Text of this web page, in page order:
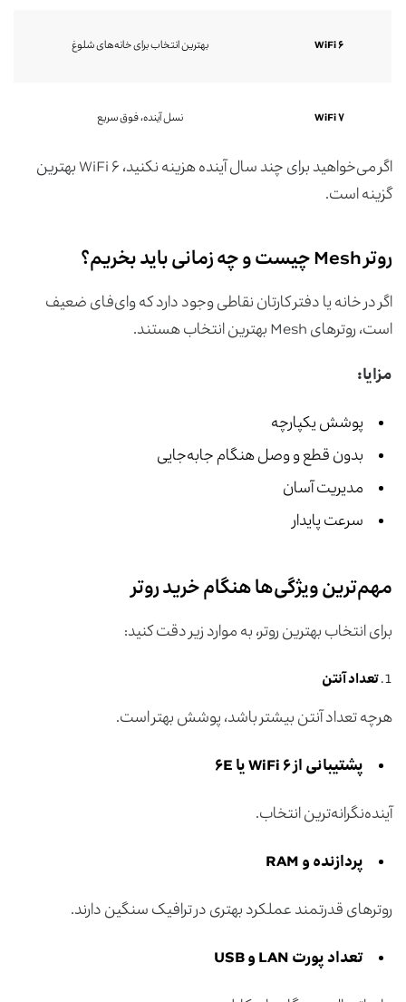
WiFi ۶ بهترین انتخاب برای خانه‌های شلوغ
WiFi ۷ نسل آینده، فوق سریع
اگر می‌خواهید برای چند سال آینده هزینه نکنید، WiFi ۶ بهترین
گزینه است.
روتر Mesh چیست و چه زمانی باید بخریم؟
اگر در خانه یا دفتر کارتان نقاطی وجود دارد که وای‌فای ضعیف
است، روترهای Mesh بهترین انتخاب هستند.
مزایا:
پوشش یکپارچه
بدون قطع و وصل هنگام جابه‌جایی
مدیریت آسان
سرعت پایدار
مهم‌ترین ویژگی‌ها هنگام خرید روتر
برای انتخاب بهترین روتر، به موارد زیر دقت کنید:
تعداد آنتن
هرچه تعداد آنتن بیشتر باشد، پوشش بهتر است.
پشتیبانی ازWiFi ۶ یا ۶E
آینده‌نگرانه‌ترین انتخاب.
پردازنده و
روترهای قدرتمند عملکرد بهتری در ترافیک سنگین دارند.
تعداد پورت و